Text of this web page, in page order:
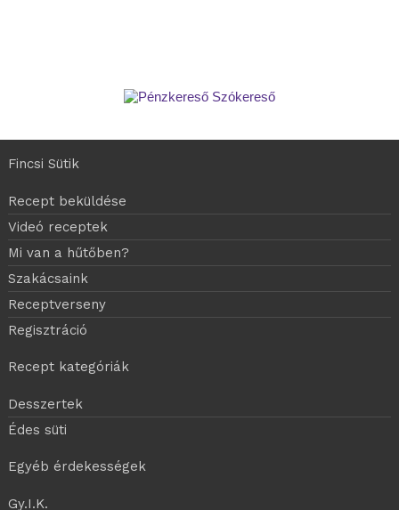
Fincsi Sütik
Recept beküldése
Videó receptek
Mi van a hűtőben?
Szakácsaink
Receptverseny
Regisztráció
Recept kategóriák
Desszertek
Édes süti
Egyéb érdekességek
Gy.I.K.